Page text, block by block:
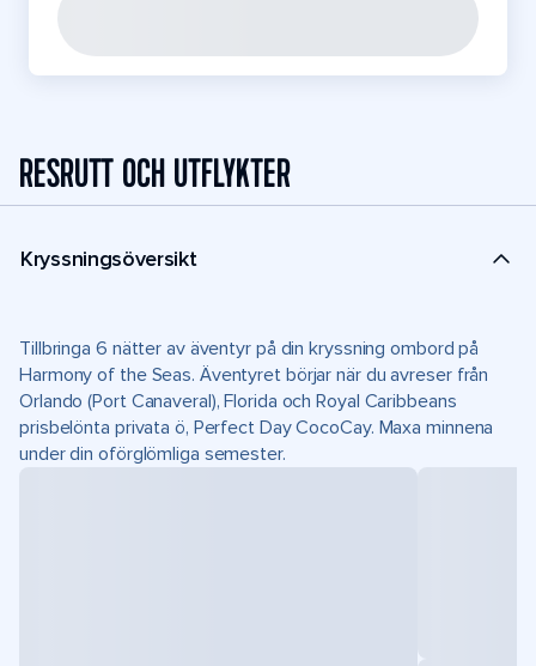
RESRUTT OCH UTFLYKTER
Kryssningsöversikt
Tillbringa 6 nätter av äventyr på din kryssning ombord på
Harmony of the Seas. Äventyret börjar när du avreser från
Orlando (Port Canaveral), Florida och Royal Caribbeans
prisbelönta privata ö, Perfect Day CocoCay. Maxa minnena
under din oförglömliga semester.